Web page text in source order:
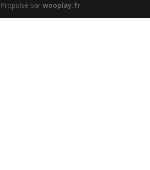
Propulsé parwooplay.fr